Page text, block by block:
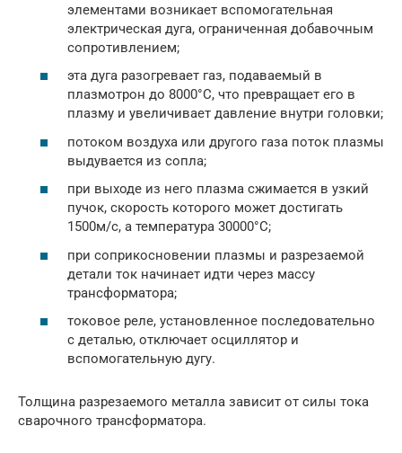
элементами возникает вспомогательная
электрическая дуга, ограниченная добавочным
сопротивлением;
эта дуга разогревает газ, подаваемый в
плазмотрон до 8000°С, что превращает его в
плазму и увеличивает давление внутри головки;
потоком воздуха или другого газа поток плазмы
выдувается из сопла;
при выходе из него плазма сжимается в узкий
пучок, скорость которого может достигать
1500м/с, а температура 30000°С;
при соприкосновении плазмы и разрезаемой
детали ток начинает идти через массу
трансформатора;
токовое реле, установленное последовательно
с деталью, отключает осциллятор и
вспомогательную дугу.
Толщина разрезаемого металла зависит от силы тока
сварочного трансформатора.